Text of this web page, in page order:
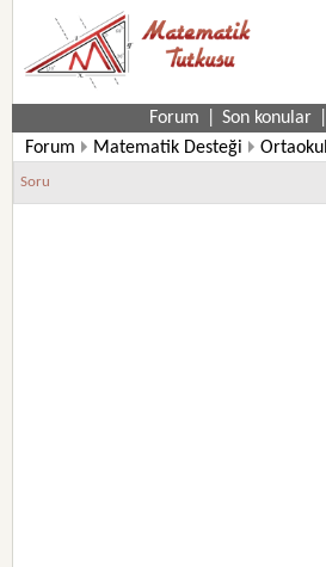
Forum Son konular
Forum
Matematik Desteği
Soru